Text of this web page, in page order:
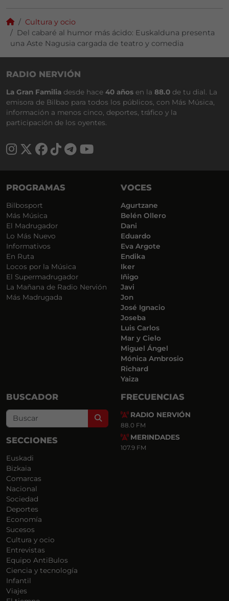
Cultura y ocio
Del cabaré al humor más ácido: Euskalduna presenta
una Aste Nagusia cargada de teatro y comedia
RADIO NERVIÓN
La Gran Familia desde hace 40 años en la 88.0 de tu dial. La
emisora de Bilbao para todos los públicos, con Más Música,
información a menos cinco, deportes, tráfico y la
participación de los oyentes.
PROGRAMAS
Bilbosport
Más Música
El Madrugador
Lo Más Nuevo
Informativos
En Ruta
Locos por la Música
El Supermadrugador
La Mañana de Radio Nervión
Más Madrugada
VOCES
Agurtzane
Belén Ollero
Dani
Eduardo
Eva Argote
Endika
Iker
Iñigo
Javi
Jon
José Ignacio
Joseba
Luis Carlos
Mar y Cielo
Miguel Ángel
Mónica Ambrosio
Richard
Yaiza
BUSCADOR
Search
SECCIONES
Euskadi
Bizkaia
Comarcas
Nacional
Sociedad
Deportes
Economía
Sucesos
Cultura y ocio
Entrevistas
Equipo AntiBulos
Ciencia y tecnología
Infantil
Viajes
FRECUENCIAS
RADIO NERVIÓN
88.0 FM
MERINDADES
107.9 FM